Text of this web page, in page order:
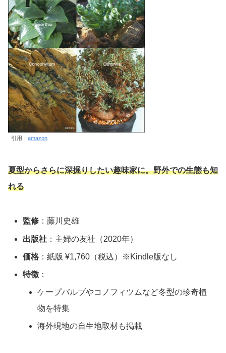
引用： amazon
夏型からさらに深掘りしたい趣味家に。野外での生態も知
れる
監修 ：藤川史雄
出版社 ：主婦の友社（2020年）
価格 ：紙版 ¥1,760（税込）※Kindle版なし
特徴 ：
ケープバルブやコノフィツムなど冬型の珍奇植
物を特集
海外現地の自生地取材も掲載